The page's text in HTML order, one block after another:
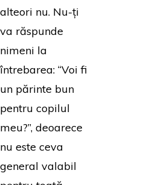
alteori nu. Nu-ți
va răspunde
nimeni la
întrebarea: “Voi fi
un părinte bun
pentru copilul
meu?”, deoarece
nu este ceva
general valabil